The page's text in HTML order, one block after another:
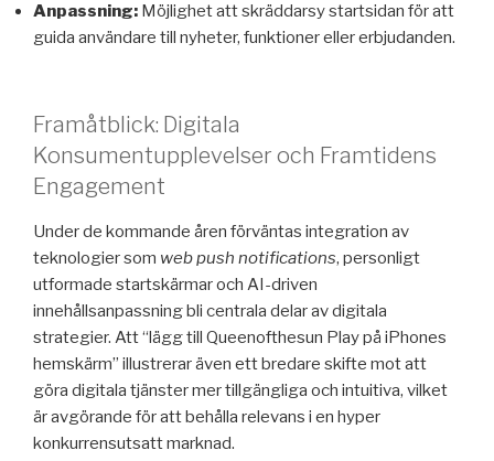
Anpassning: Möjlighet att skräddarsy startsidan för att
guida användare till nyheter, funktioner eller erbjudanden.
Framåtblick: Digitala
Konsumentupplevelser och Framtidens
Engagement
Under de kommande åren förväntas integration av
teknologier som web push notifications, personligt
utformade startskärmar och AI-driven
innehållsanpassning bli centrala delar av digitala
strategier. Att “lägg till Queenofthesun Play på iPhones
hemskärm” illustrerar även ett bredare skifte mot att
göra digitala tjänster mer tillgängliga och intuitiva, vilket
är avgörande för att behålla relevans i en hyper
konkurrensutsatt marknad.